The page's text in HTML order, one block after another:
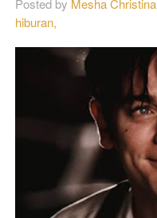
Posted by Mesha Christina
hiburan,